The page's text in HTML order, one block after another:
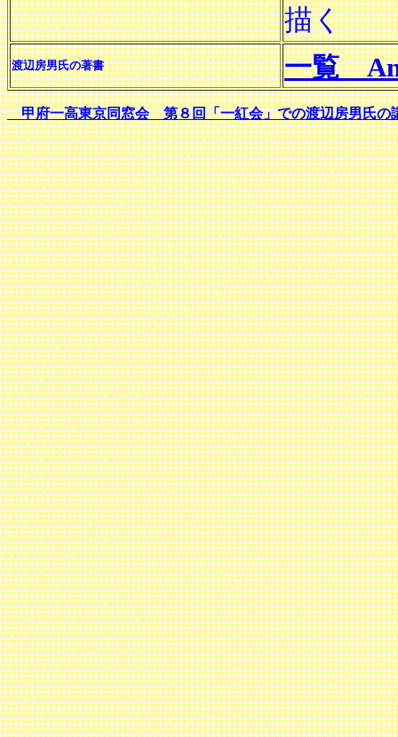
描く
渡辺房男氏の著書 一覧
甲府一高東京同窓会 第８回「一紅会」での渡辺房男氏の